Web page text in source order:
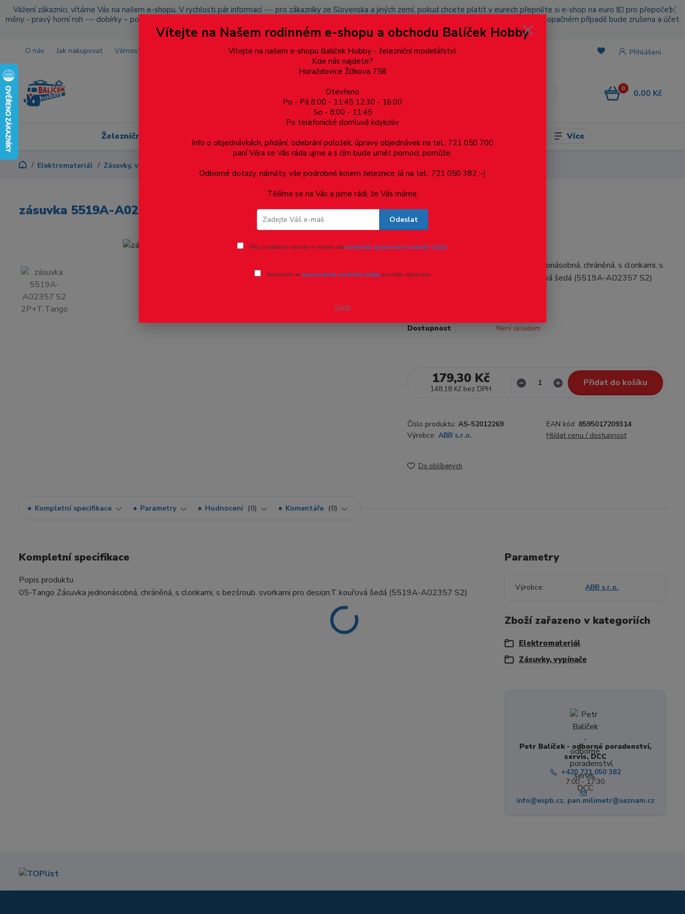
Vážení zákazníci, vítáme Vás na našem e-shopu. V rychlosti pár informací --- pro zákazníky ze Slovenska a jiných zemí, pokud chcete platit v eurech přepněte si e-shop na euro 💶 pro přepočet
měny - pravý horní roh --- dobírky – pokud si z nějakého důvodu zásilku nevyzvednete, bude po domluvě zaslána znovu s opětovnou platbou za poštovné, v opačném případě bude zrušena a účet
přidán na blacklist a rušeny následující objednávky.
O nás Jak nakupovat Věrnostní program Doprava a platba Více Přihlášení
0 0,00 Kč
Železniční modelářství Dárkové poukazy, upomínkové předměty Více
Elektromateriál Zásuvky, vypínače
zásuvka 5519A-A02357 S2 2P+T Tango kouřová šedá
Popis produktu05-Tango Zásuvka jednonásobná, chráněná, s clonkami, s
bezšroub. svorkami pro design:T kouřová šedá (5519A-A02357 S2)
Dostupnost Není skladem
179,30 Kč
148,18 Kč bez DPH
Přidat do košíku
Číslo produktu: AS-52012269 EAN kód: 8595017209314
Výrobce: ABB s.r.o. Hlídat cenu / dostupnost
Do oblíbených
Kompletní specifikace Parametry Hodnocení 0 Komentáře 0
Kompletní specifikace
Popis produktu
05-Tango Zásuvka jednonásobná, chráněná, s clonkami, s bezšroub. svorkami pro design:T kouřová šedá (5519A-A02357 S2)
Parametry
Výrobce ABB s.r.o.
Zboží zařazeno v kategoriích
Elektromateriál
Zásuvky, vypínače
Petr Balíček - odborné poradenství,
servis, DCC
+420 721 050 382
7:00 - 17:30
info@espb.cz, pan.milimetr@seznam.cz
Vítejte na Našem rodinném e-shopu a obchodu Balíček Hobby
Vítejte na našem e-shopu Balíček Hobby - železniční modelářství.
Kde nás najdete?
Horažďovice Žižkova 758
Otevřeno
Po - Pá 8:00 - 11:45 12:30 - 16:00
So - 8:00 - 11:45
Po telefonické domluvě kdykoliv
Info o objednávkách, přidání, odebrání položek, úpravy objednávek na tel.: 721 050 700
paní Věra se Vás ráda ujme a s čím bude umět pomoci, pomůže.
Odborné dotazy, náměty, vše podrobné kolem železnice Já na tel.: 721 050 382 :-)
Těšíme se na Vás a jsme rádi, že Vás máme.
Odeslat
Přeji si odebírat novinky e-mailem dle podmínek zpracování osobních údajů.
Souhlasím se zpracováním osobních údajůpro účely registrace.
Zavřít